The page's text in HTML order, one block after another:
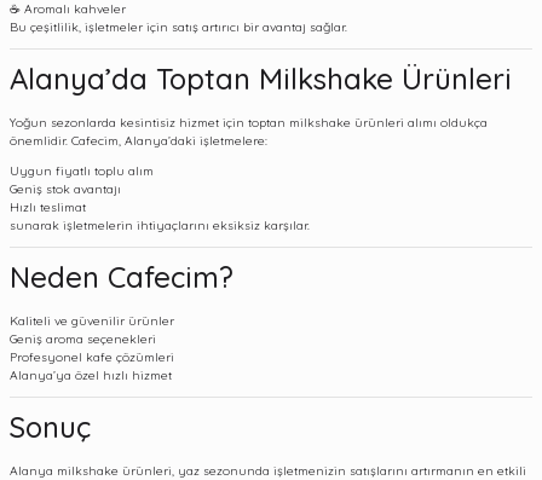
☕ Aromalı kahveler
Bu çeşitlilik, işletmeler için satış artırıcı bir avantaj sağlar.
Alanya’da Toptan Milkshake Ürünleri
Yoğun sezonlarda kesintisiz hizmet için toptan milkshake ürünleri alımı oldukça
önemlidir. Cafecim, Alanya’daki işletmelere:
Uygun fiyatlı toplu alım
Geniş stok avantajı
Hızlı teslimat
sunarak işletmelerin ihtiyaçlarını eksiksiz karşılar.
Neden Cafecim?
Kaliteli ve güvenilir ürünler
Geniş aroma seçenekleri
Profesyonel kafe çözümleri
Alanya’ya özel hızlı hizmet
Sonuç
Alanya milkshake ürünleri, yaz sezonunda işletmenizin satışlarını artırmanın en etkili